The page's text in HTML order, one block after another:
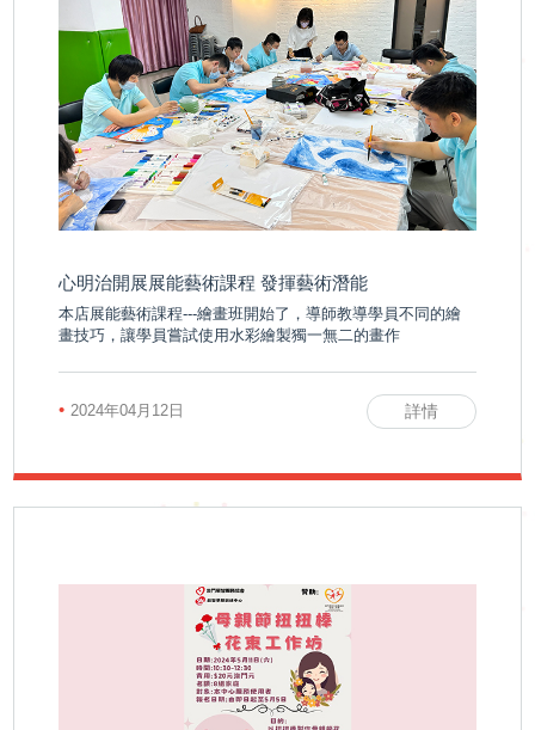
心明治開展展能藝術課程 發揮藝術潛能
本店展能藝術課程---繪畫班開始了，導師教導學員不同的繪
畫技巧，讓學員嘗試使用水彩繪製獨一無二的畫作
• 2024年04月12日 詳情